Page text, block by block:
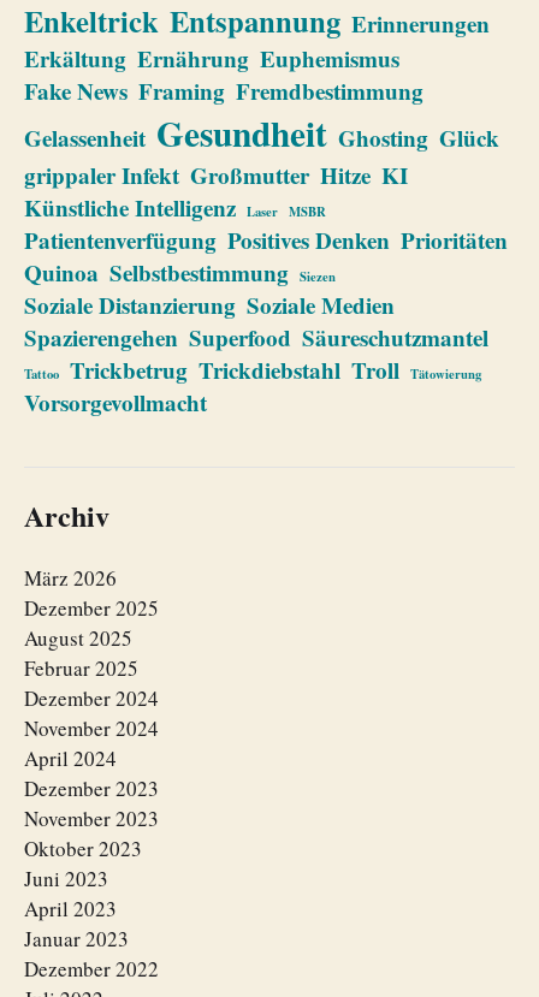
Enkeltrick Entspannung Erinnerungen
Erkältung Ernährung Euphemismus
Fake News Framing Fremdbestimmung
Gelassenheit Gesundheit Ghosting Glück
grippaler Infekt Großmutter Hitze KI
Künstliche Intelligenz Laser MSBR
Patientenverfügung Positives Denken Prioritäten
Quinoa Selbstbestimmung Siezen
Soziale Distanzierung Soziale Medien
Spazierengehen Superfood Säureschutzmantel
Tattoo Trickbetrug Trickdiebstahl Troll Tätowierung
Vorsorgevollmacht
Archiv
März 2026
Dezember 2025
August 2025
Februar 2025
Dezember 2024
November 2024
April 2024
Dezember 2023
November 2023
Oktober 2023
Juni 2023
April 2023
Januar 2023
Dezember 2022